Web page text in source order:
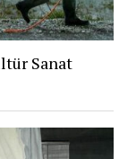
Sanat